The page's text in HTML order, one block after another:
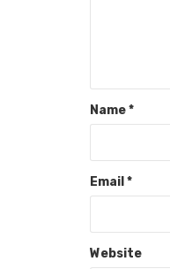
Name*
Email *
Website